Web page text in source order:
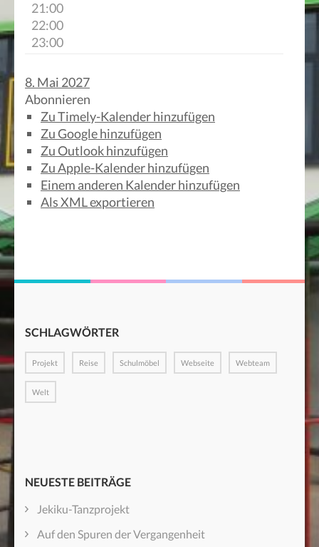
21:00
22:00
23:00
8. Mai 2027
Abonnieren
Zu Timely-Kalender hinzufügen
Zu Google hinzufügen
Zu Outlook hinzufügen
Zu Apple-Kalender hinzufügen
Einem anderen Kalender hinzufügen
Als XML exportieren
SCHLAGWÖRTER
Projekt Reise Schulmöbel Webseite Webteam
Welt
NEUESTE BEITRÄGE
Jekiku-Tanzprojekt
Auf den Spuren der Vergangenheit